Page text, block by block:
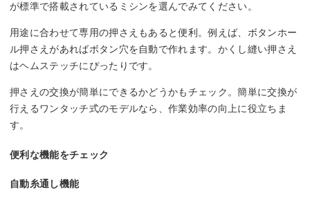
が標準で搭載されているミシンを選んでみてください。
用途に合わせて専用の押さえもあると便利。例えば、ボタンホー
ル押さえがあればボタン穴を自動で作れます。かくし縫い押さえ
はヘムステッチにぴったりです。
押さえの交換が簡単にできるかどうかもチェック。簡単に交換が
行えるワンタッチ式のモデルなら、作業効率の向上に役立ちま
す。
便利な機能をチェック
自動糸通し機能